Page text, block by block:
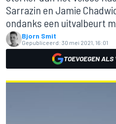
Sarrazin en Jamie
ondanks een uitvalbeurt
Bjorn Smit
Gepubliceerd: 30 mei 2021, 16:01
TOEVOEGEN ALS